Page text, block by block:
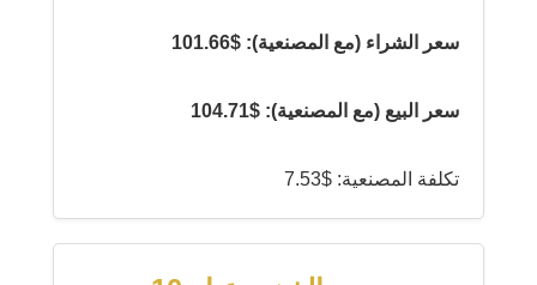
سعر الشراء (مع المصنعية): $101.66
سعر البيع (مع المصنعية): $104.71
تكلفة المصنعية: $7.53